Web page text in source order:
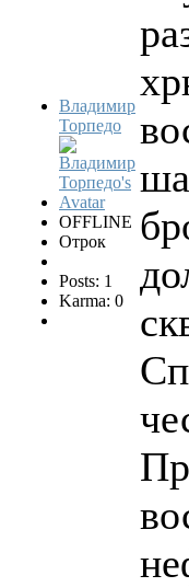
Владимир
Торпедо
OFFLINE
Отрок
Posts: 1
Karma: 0